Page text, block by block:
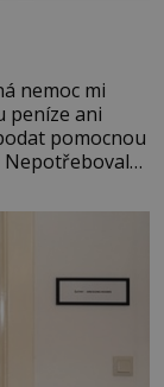
nemoc mi
peníze ani
pomocnou
Nepotřebovala
jsem